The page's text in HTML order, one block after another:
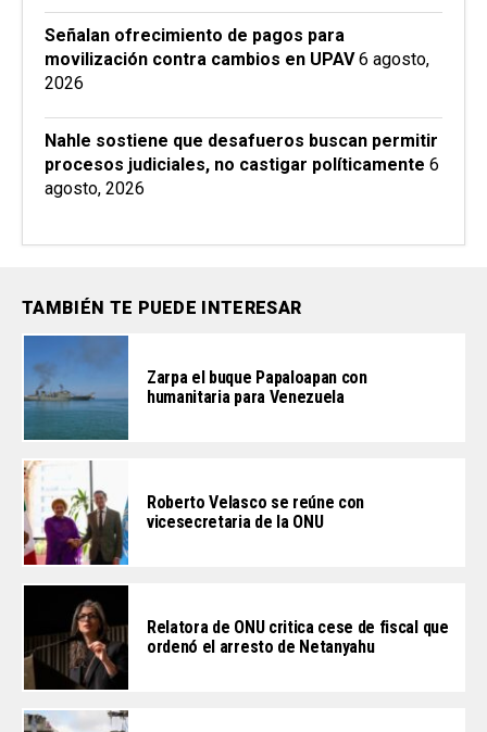
Señalan ofrecimiento de pagos para
movilización contra cambios en UPAV 6 agosto,
2026
Nahle sostiene que desafueros buscan permitir
procesos judiciales, no castigar políticamente 6
agosto, 2026
TAMBIÉN TE PUEDE INTERESAR
Zarpa el buque Papaloapan con
humanitaria para Venezuela
Roberto Velasco se reúne con
vicesecretaria de la ONU
Relatora de ONU critica cese de fiscal que
ordenó el arresto de Netanyahu